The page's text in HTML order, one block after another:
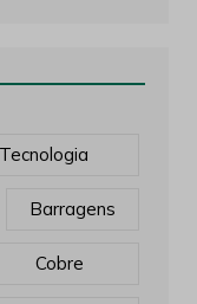
Barragens
Cobre